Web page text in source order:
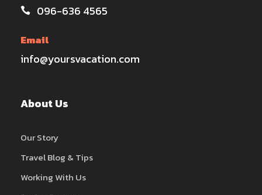
096-636 4565
Email
info@yoursvacation.com
About Us
Our Story
Travel Blog & Tips
Working With Us